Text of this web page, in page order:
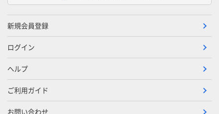
新規会員登録
ログイン
ヘルプ
ご利用ガイド
お問い合わせ